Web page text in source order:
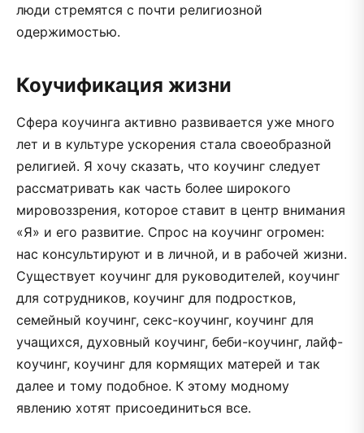
люди стремятся с почти религиозной
одержимостью.
Коучификация жизни
Сфера коучинга активно развивается уже много
лет и в культуре ускорения стала своеобразной
религией. Я хочу сказать, что коучинг следует
рассматривать как часть более широкого
мировоззрения, которое ставит в центр внимания
«Я» и его развитие. Спрос на коучинг огромен:
нас консультируют и в личной, и в рабочей жизни.
Существует коучинг для руководителей, коучинг
для сотрудников, коучинг для подростков,
семейный коучинг, секс-коучинг, коучинг для
учащихся, духовный коучинг, беби-коучинг, лайф-
коучинг, коучинг для кормящих матерей и так
далее и тому подобное. К этому модному
явлению хотят присоединиться все.